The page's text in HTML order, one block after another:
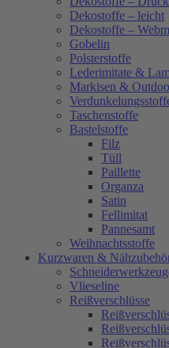
Dekostoffe – leicht
Dekostoffe –
Gobelin
Polsterstoffe
Lederimitate &
Markisen &
Taschenstoffe
Bastelstoffe
Filz
Tüll
Paillette
Organza
Satin
Fellimitat
Pannesamt
Weihnachtsstoffe
Kurzwaren &
Vlieseline
Reißverschlüsse